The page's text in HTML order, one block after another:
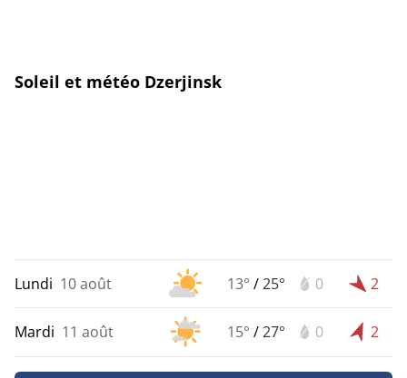
Soleil et météo Dzerjinsk
Lundi 10 août 13° /25° 0 2
Mardi 11 août 15° /27° 0 2